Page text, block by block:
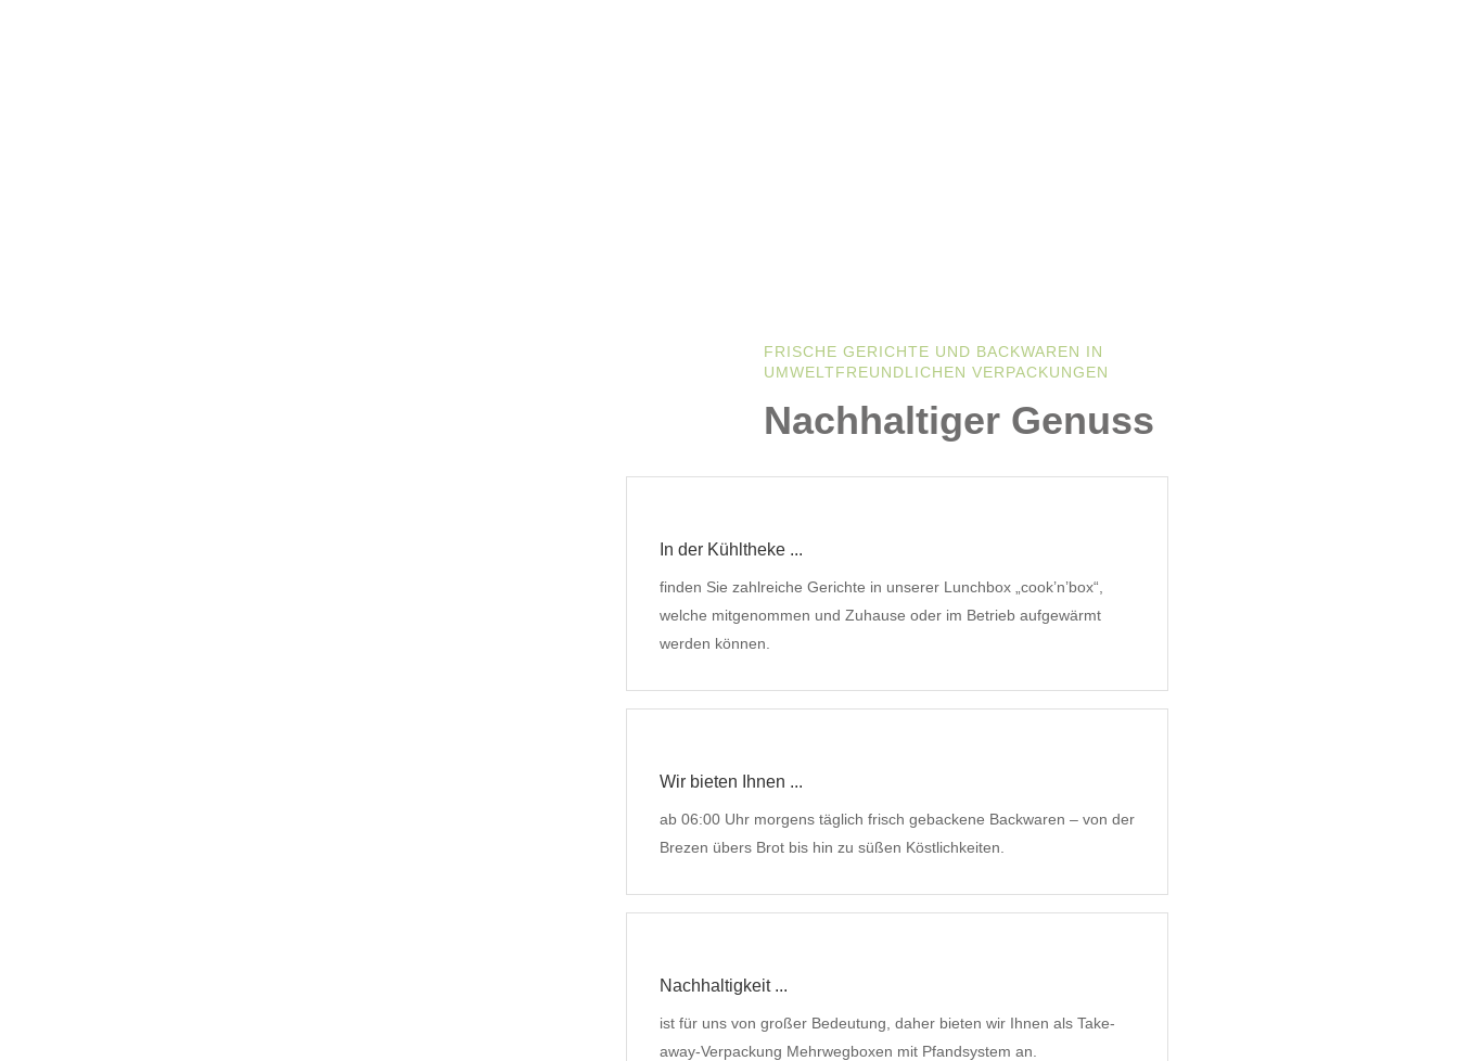
FRISCHE GERICHTE UND BACKWAREN IN
UMWELTFREUNDLICHEN VERPACKUNGEN
Nachhaltiger Genuss
In der Kühltheke ...
finden Sie zahlreiche Gerichte in unserer Lunchbox „cook’n’box“,
welche mitgenommen und Zuhause oder im Betrieb aufgewärmt
werden können.
Wir bieten Ihnen ...
ab 06:00 Uhr morgens täglich frisch gebackene Backwaren – von der
Brezen übers Brot bis hin zu süßen Köstlichkeiten.
Nachhaltigkeit ...
ist für uns von großer Bedeutung, daher bieten wir Ihnen als Take-
away-Verpackung Mehrwegboxen mit Pfandsystem an.